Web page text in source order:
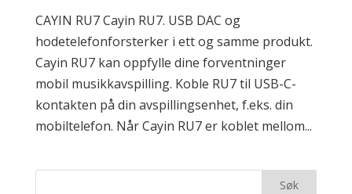
CAYIN RU7 Cayin RU7. USB DAC og
hodetelefonforsterker i ett og samme produkt.
Cayin RU7 kan oppfylle dine forventninger
mobil musikkavspilling. Koble RU7 til USB-C-
kontakten på din avspillingsenhet, f.eks. din
mobiltelefon. Når Cayin RU7 er koblet mellom...